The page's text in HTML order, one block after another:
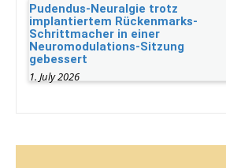
Pudendus-Neuralgie trotz
implantiertem Rückenmarks-
Schrittmacher in einer
Neuromodulations-Sitzung
gebessert
1. July 2026